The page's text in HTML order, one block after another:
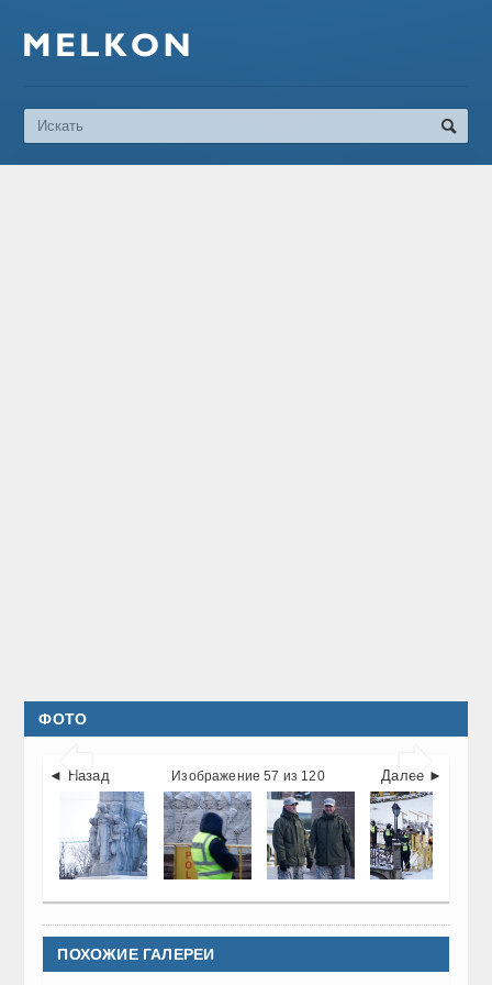
ФОТО
 
◄ Назад Далее ►
Изображение 57 из 120
ПОХОЖИЕ ГАЛЕРЕИ